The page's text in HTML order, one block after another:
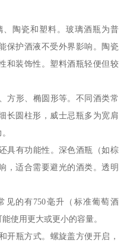
陶瓷和塑料。玻璃酒瓶为普
保护酒液不受外界影响。陶瓷
和装饰性。塑料酒瓶轻便但较
方形、椭圆形等。不同酒类常
长圆柱形，威士忌瓶多为宽肩
具有功能性。深色酒瓶（如棕
，适合需要避光的酒类。透明
见的有750毫升（标准葡萄酒
使用更大或更小的容量。
开瓶方式。螺旋盖方便开启，